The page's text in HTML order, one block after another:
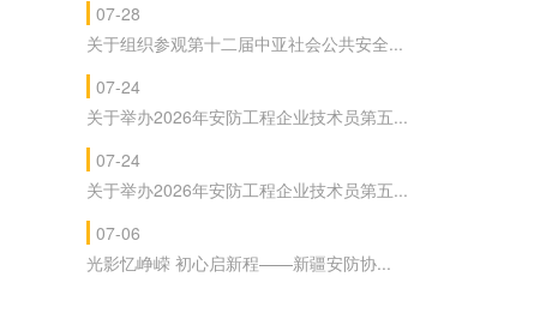
07-28
关于组织参观第十二届中亚社会公共安全...
07-24
关于举办2026年安防工程企业技术员第五...
07-24
关于举办2026年安防工程企业技术员第五...
07-06
光影忆峥嵘 初心启新程——新疆安防协...